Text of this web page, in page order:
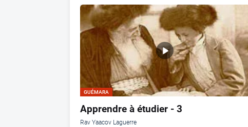
GUÉMARA
Apprendre à étudier - 3
Rav Yaacov Laguerre